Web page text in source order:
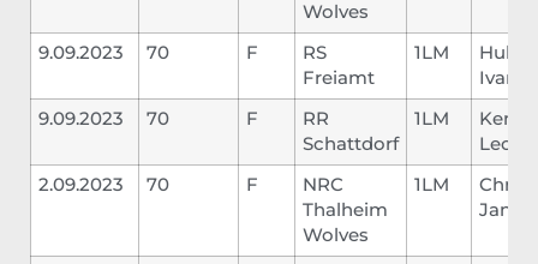
Wolves
9.09.2023 70 F
RS
Freiamt
1LM
Huber
Ivan
9.09.2023
70 F
RR
Schattdorf
1LM
Leon
2.09.2023
70 F
NRC
Thalheim
Wolves
1LM
Christ
Jannis